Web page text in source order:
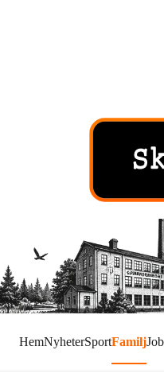
HemNyheterSportFamilj